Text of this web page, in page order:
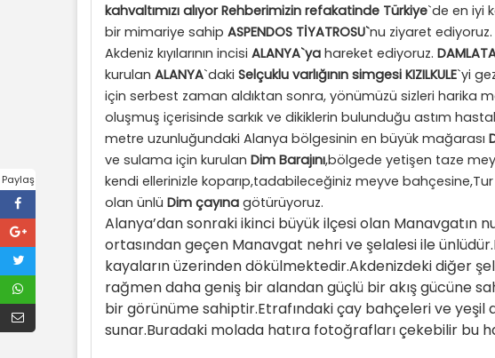
kahvaltımızı alıyor Rehberimizin refakatinde Türkiye`de en iyi
bir mimariye sahip ASPENDOS TİYATROSU`nu ziyaret
Akdeniz kıyılarının incisi ALANYA`ya hareket ediyoruz.
kurulan ALANYA`daki Selçuklu varlığının simgesi KIZILKULE`yi
için serbest zaman aldıktan sonra, yönümüzü sizleri harika
oluşmuş içerisinde sarkık ve dikiklerin bulunduğu astım
metre uzunluğundaki Alanya bölgesinin en büyük mağarası
ve sulama için kurulan Dim Barajını,bölgede yetişen taze
kendi ellerinizle koparıp,tadabileceğiniz meyve
olan ünlü Dim çayına götürüyoruz.
Alanya’dan sonraki ikinci büyük ilçesi olan Manavgatın
ortasından geçen Manavgat nehri ve şelalesi ile
kayaların üzerinden dökülmektedir.Akdenizdeki diğer
rağmen daha geniş bir alandan güçlü bir akış gücüne
bir görünüme sahiptir.Etrafındaki çay bahçeleri ve
sunar.Buradaki molada hatıra fotoğrafları çekebilir bu
Paylaş